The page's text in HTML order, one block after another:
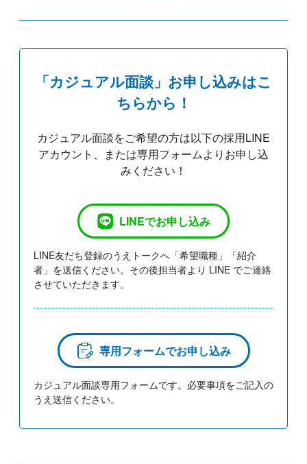
「カジュアル面談」お申し込みはこ
ちらから！
カジュアル面談をご希望の方は以下の採用LINE
アカウント、または専用フォームよりお申し込
みください！
LINEでお申し込み
LINE友だち登録のうえトークへ「希望職種」「紹介
者」を送信ください。その後担当者より LINE でご連絡
させていただきます。
専用フォームでお申し込み
カジュアル面談専用フォームです。必要事項をご記入の
うえ送信ください。